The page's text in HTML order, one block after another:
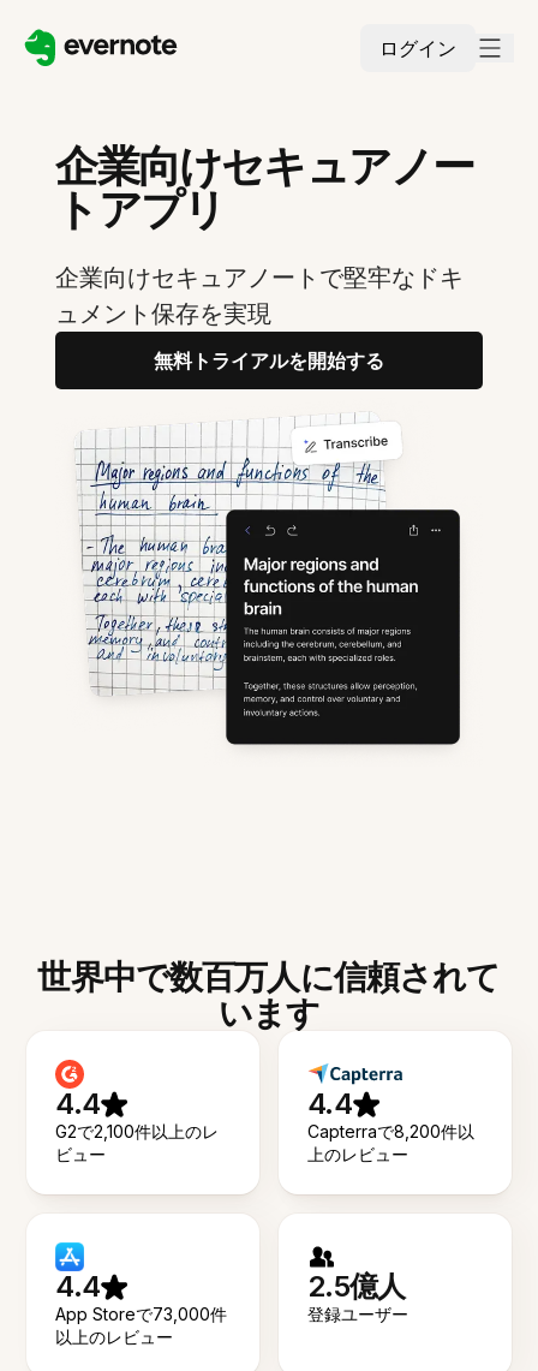
ログイン
企業向けセキュアノー
トアプリ
企業向けセキュアノートで堅牢なドキ
ュメント保存を実現
無料トライアルを開始する
世界中で数百万人に信頼されて
います
4.4
G2で2,100件以上のレ
ビュー
4.4
Capterraで8,200件以
上のレビュー
4.4
App Storeで73,000件
以上のレビュー
2.5億人
登録ユーザー